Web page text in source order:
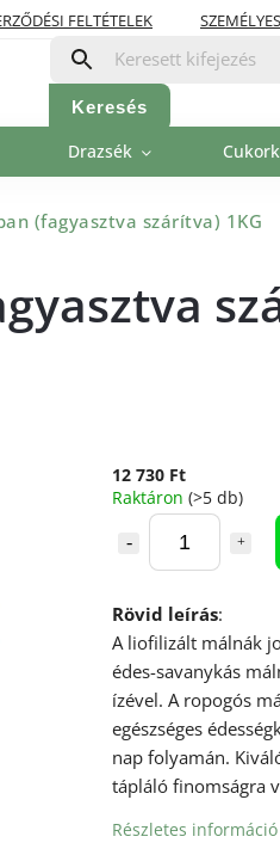
FELTÉTELEK
FIZETÉSI LEHETŐSÉGEK
Keresés
Drazsék
(fagyasztva szárítva) 1KG
12 730 Ft
Raktáron (>5 db)
Rövid leírás:
A liofilizált málnák
édes-savanykás
ízével. A ropogós
egészséges
nap folyamán.
tápláló finomságra
Részletes információ